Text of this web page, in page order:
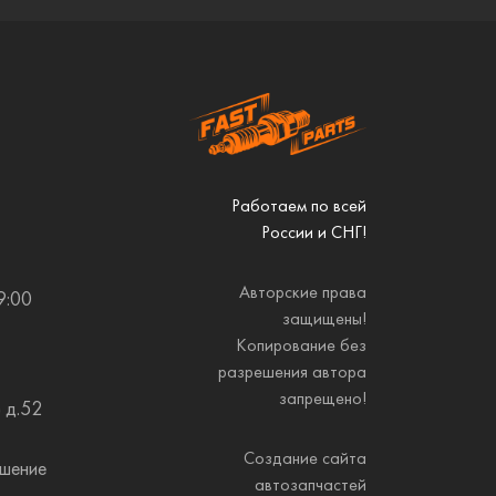
д.52
Работаем по всей
России и СНГ!
Авторские права
защищены!
Копирование без
разрешения автора
запрещено!
Создание сайта
автозапчастей